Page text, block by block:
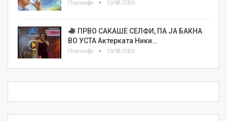
Плусинфо 10/08/2026
ПРВО САКАШЕ СЕЛФИ, ПА ЈА БАКНА
ВО УСТА Актерката Ники…
Плусинфо 10/08/2026